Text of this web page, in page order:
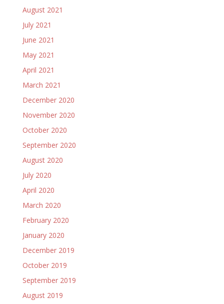
August 2021
July 2021
June 2021
May 2021
April 2021
March 2021
December 2020
November 2020
October 2020
September 2020
August 2020
July 2020
April 2020
March 2020
February 2020
January 2020
December 2019
October 2019
September 2019
August 2019